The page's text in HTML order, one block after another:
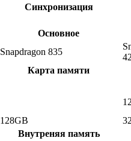
Синхронизация
Основное
Snapdragon 835
Карта памяти
128GB
Внутреняя память